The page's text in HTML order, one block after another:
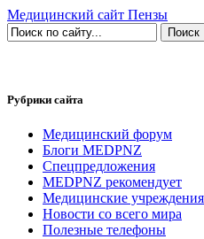
Медицинский сайт Пензы
Рубрики сайта
Медицинский форум
Блоги MEDPNZ
Спецпредложения
MEDPNZ рекомендует
Медицинские
Новости со всего мира
Полезные телефоны